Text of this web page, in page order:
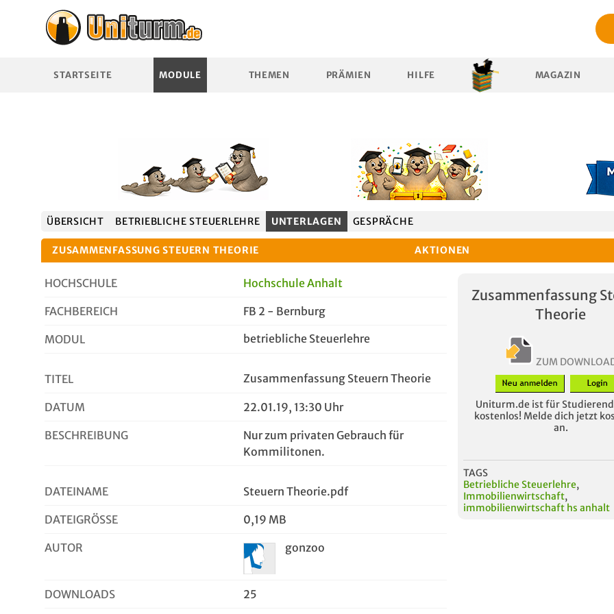
STARTSEITE MODULE THEMEN PRÄMIEN HILFE MAGAZIN
ÜBERSICHT BETRIEBLICHE STEUERLEHRE UNTERLAGEN GESPRÄCHE
ZUSAMMENFASSUNG STEUERN THEORIE AKTIONEN
HOCHSCHULE Hochschule Anhalt
FACHBEREICH FB 2 - Bernburg
MODUL betriebliche Steuerlehre
TITEL Zusammenfassung Steuern Theorie
DATUM 22.01.19, 13:30 Uhr
BESCHREIBUNG
Nur zum privaten Gebrauch für
Kommilitonen.
DATEINAME Steuern Theorie.pdf
DATEIGRÖSSE 0,19 MB
AUTOR gonzoo
DOWNLOADS 25
Zusammenfassung
Theorie
ZUM
Uniturm.de ist für
kostenlos! Melde dich jetzt
an.
TAGS
Betriebliche Steuerlehre,
Immobilienwirtschaft,
immobilienwirtschaft hs anhalt